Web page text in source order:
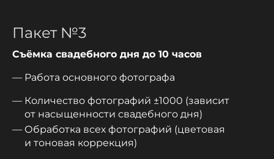
Пакет №3
Съёмка свадебного дня до 10 часов
Работа основного фотографа
Количество фотографий ±1000 (зависит
от насыщенности свадебного дня)
Обработка всех фотографий (цветовая
и тоновая коррекция)